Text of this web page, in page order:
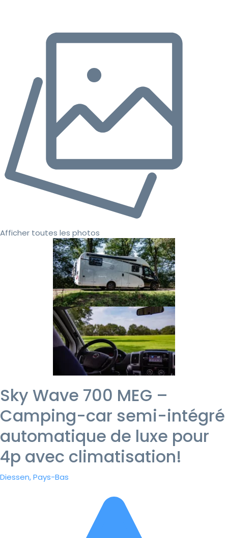
Afficher toutes les photos
Sky Wave 700 MEG –
Camping-car semi-intégré
automatique de luxe pour
4p avec climatisation!
Diessen, Pays-Bas